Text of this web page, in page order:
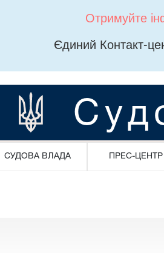
Отримуйте
Єдиний Контакт-
СУДОВА ВЛАДА ПРЕС-ЦЕНТР